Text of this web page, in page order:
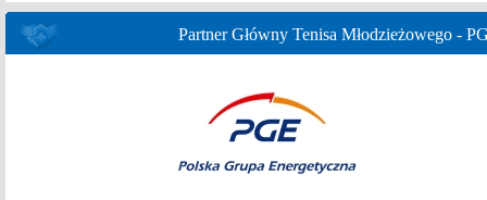
Partner Główny Tenisa Młodzieżowego -